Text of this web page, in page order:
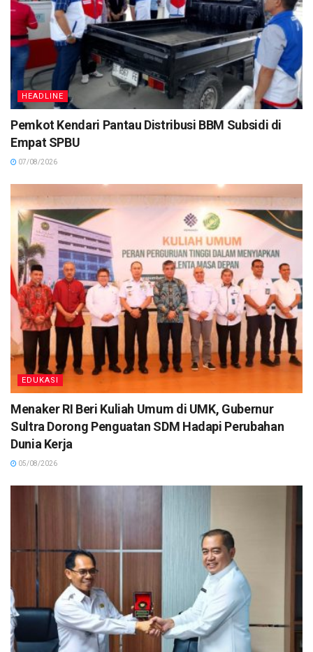
HEADLINE
Pemkot Kendari Pantau Distribusi BBM Subsidi di
Empat SPBU
07/08/2026
EDUKASI
Menaker RI Beri Kuliah Umum di UMK, Gubernur
Sultra Dorong Penguatan SDM Hadapi Perubahan
Dunia Kerja
05/08/2026